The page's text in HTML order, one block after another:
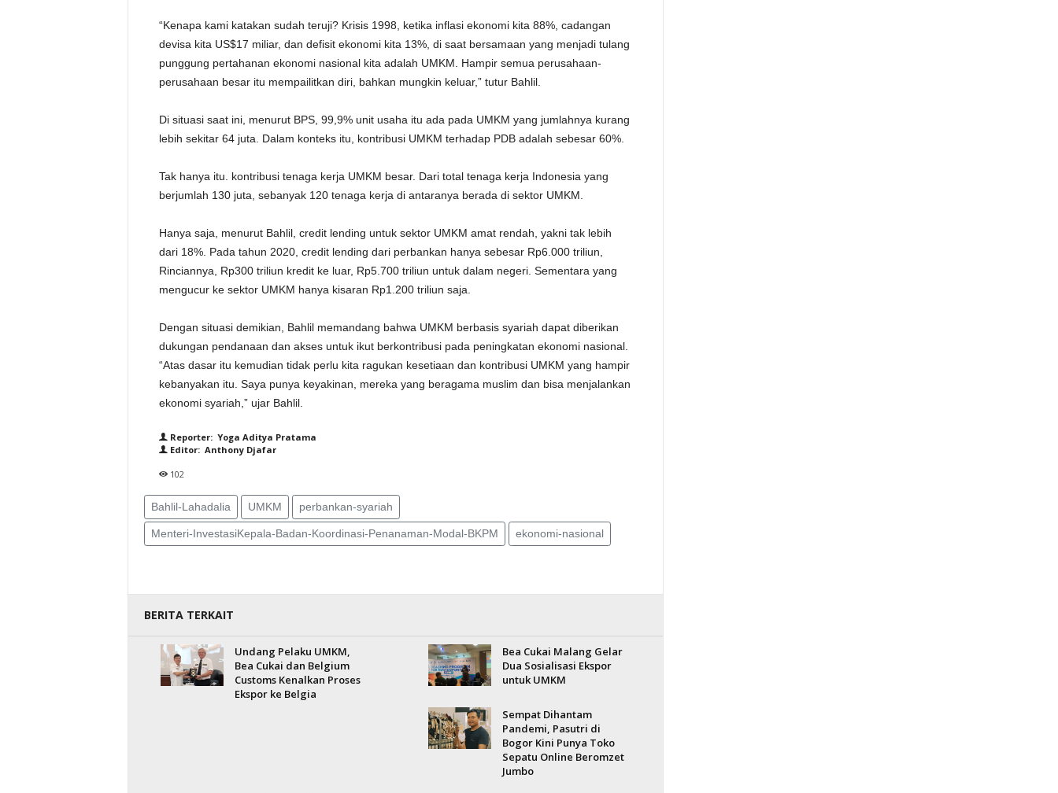
“Kenapa kami katakan sudah teruji? Krisis 1998, ketika inflasi ekonomi kita 88%, cadangan
devisa kita US$17 miliar, dan defisit ekonomi kita 13%, di saat bersamaan yang menjadi tulang
punggung pertahanan ekonomi nasional kita adalah UMKM. Hampir semua perusahaan-
perusahaan besar itu mempailitkan diri, bahkan mungkin keluar,” tutur Bahlil.
Di situasi saat ini, menurut BPS, 99,9% unit usaha itu ada pada UMKM yang jumlahnya kurang
lebih sekitar 64 juta. Dalam konteks itu, kontribusi UMKM terhadap PDB adalah sebesar 60%.
Tak hanya itu. kontribusi tenaga kerja UMKM besar. Dari total tenaga kerja Indonesia yang
berjumlah 130 juta, sebanyak 120 tenaga kerja di antaranya berada di sektor UMKM.
Hanya saja, menurut Bahlil, credit lending untuk sektor UMKM amat rendah, yakni tak lebih
dari 18%. Pada tahun 2020, credit lending dari perbankan hanya sebesar Rp6.000 triliun,
Rinciannya, Rp300 triliun kredit ke luar, Rp5.700 triliun untuk dalam negeri. Sementara yang
mengucur ke sektor UMKM hanya kisaran Rp1.200 triliun saja.
Dengan situasi demikian, Bahlil memandang bahwa UMKM berbasis syariah dapat diberikan
dukungan pendanaan dan akses untuk ikut berkontribusi pada peningkatan ekonomi nasional.
“Atas dasar itu kemudian tidak perlu kita ragukan kesetiaan dan kontribusi UMKM yang hampir
kebanyakan itu. Saya punya keyakinan, mereka yang beragama muslim dan bisa menjalankan
ekonomi syariah,” ujar Bahlil.
Reporter: Yoga Aditya Pratama
Editor: Anthony Djafar
102
Bahlil-Lahadalia UMKM perbankan-syariah
Menteri-InvestasiKepala-Badan-Koordinasi-Penanaman-Modal-BKPM ekonomi-nasional
BERITA TERKAIT
Undang Pelaku UMKM,
Bea Cukai dan Belgium
Customs Kenalkan Proses
Ekspor ke Belgia
Bea Cukai Malang Gelar
Dua Sosialisasi Ekspor
untuk UMKM
Sempat Dihantam
Pandemi, Pasutri di
Bogor Kini Punya Toko
Sepatu Online Beromzet
Jumbo